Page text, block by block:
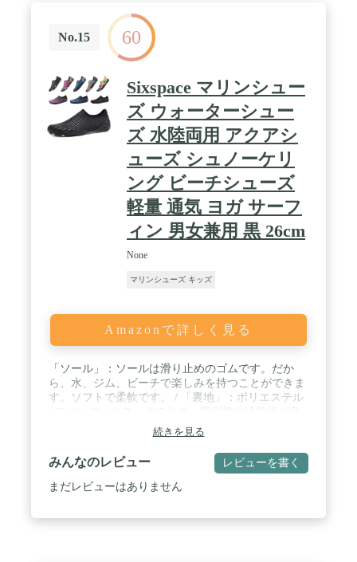
No.15 60
Sixspace マリンシュー
ズ ウォーターシュー
ズ 水陸両用 アクアシ
ューズ シュノーケリ
ング ビーチシューズ
軽量 通気 ヨガ サーフ
ィン 男女兼用 黒 26cm
None
マリンシューズ キッズ
Amazonで詳しく見る
「ソール」：ソールは滑り止めのゴムです。だか
ら、水、ジム、ビーチで楽しみを持つことができま
す。ソフトで柔軟です。 / 「裏地」：ポリエステル
い、足の爽やかさを保てます。 / 「履き心地がい
い」：私たちのマリンシューズのアッパーにはネオ
プレーンを採用することで、優れた伸縮性と排水性
と通気性が期待できる。また、ソックスのような柔
軟性で、履いても素足みたいな履き心地。 / マリン
続きを見る
みんなのレビュー レビューを書く
まだレビューはありません